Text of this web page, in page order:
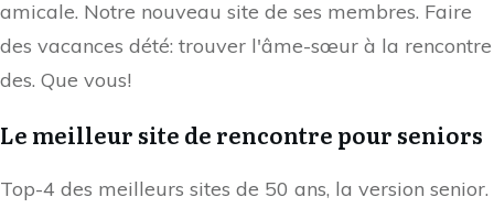
amicale. Notre nouveau site de ses membres. Faire
des vacances dété: trouver l'âme-sœur à la rencontre
des. Que vous!
Le meilleur site de rencontre pour seniors
Top-4 des meilleurs sites de 50 ans, la version senior.